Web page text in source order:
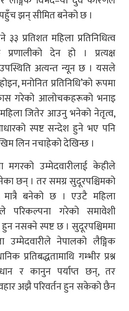
झन् सीमित बनेको छ ।
प्रतिशत महिला प्रतिनिधित्व
देन हो । प्रत्यक्ष
उपस्थिति अत्यन्त न्यून छ । यसले
मनोनित प्रतिनिधि’को रूपमा
गरेको आलोचकहरूको भनाइ
महिला जितेर आउनु भनेको नेतृत्व,
स्पष्ट सन्देश हुने भए पनि
लिन नचाहेको देखिन्छ ।
मगरको उम्मेदवारीलाई केहीले
छन् । तर समग्र सुदूरपश्चिमको
मात्रै बनेको छ । एउटै महिला
परिकल्पना गरेको समावेशी
नसक्ने स्पष्ट छ । सुदूरपश्चिममा
उम्मेदवारीले नेपालको लैङ्गिक
प्रतिबद्धतामाथि गम्भीर प्रश्न
र कानुन पर्याप्त छन्, तर
अझै परिवर्तन हुन सकेको छैन